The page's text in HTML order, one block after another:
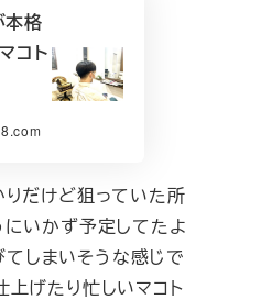
本格
コト
だけど狙っていた所
いかず予定してたよ
しまいそうな感じで
上げたり忙しいマコト